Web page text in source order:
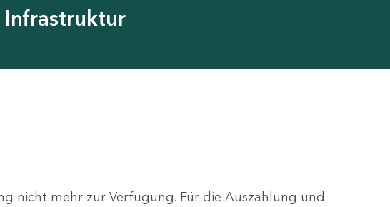
nicht mehr zur Verfügung. Für die Auszahlung und